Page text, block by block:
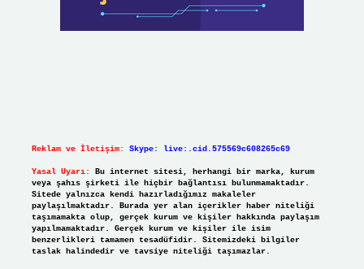
Reklam ve İletişim: Skype: live:.cid.575569c608265c69
Yasal Uyarı:
Bu internet sitesi, herhangi bir marka, kurum
veya şahıs şirketi ile hiçbir bağlantısı bulunmamaktadır.
Sitede yalnızca kendi hazırladığımız makaleler
paylaşılmaktadır. Burada yer alan içerikler haber niteliği
taşımamakta olup, gerçek kurum ve kişiler hakkında paylaşım
yapılmamaktadır. Gerçek kurum ve kişiler ile isim
benzerlikleri tamamen tesadüfidir. Sitemizdeki bilgiler
taslak halindedir ve tavsiye niteliği taşımazlar.